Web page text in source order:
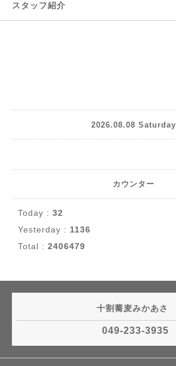
スタッフ紹介
2026.08.08 Saturday
カウンター
Today : 32
Yesterday : 1136
Total : 2406479
十割蕎麦みかあさ
049-233-3935